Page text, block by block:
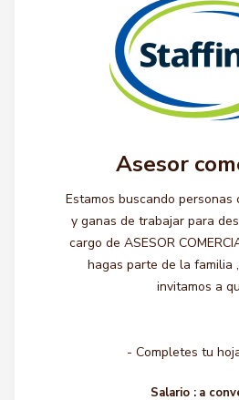
Asesor
Estamos buscando personas
y ganas de trabajar para
cargo de ASESOR
hagas parte de la familia
invitamos a
- Completes tu
Salario : a